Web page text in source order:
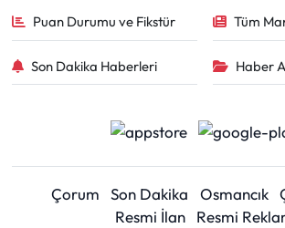
Puan Durumu ve Fikstür Tüm
Son Dakika Haberleri Haber
Çorum Son Dakika Osmancık
Resmi İlan
Resmi